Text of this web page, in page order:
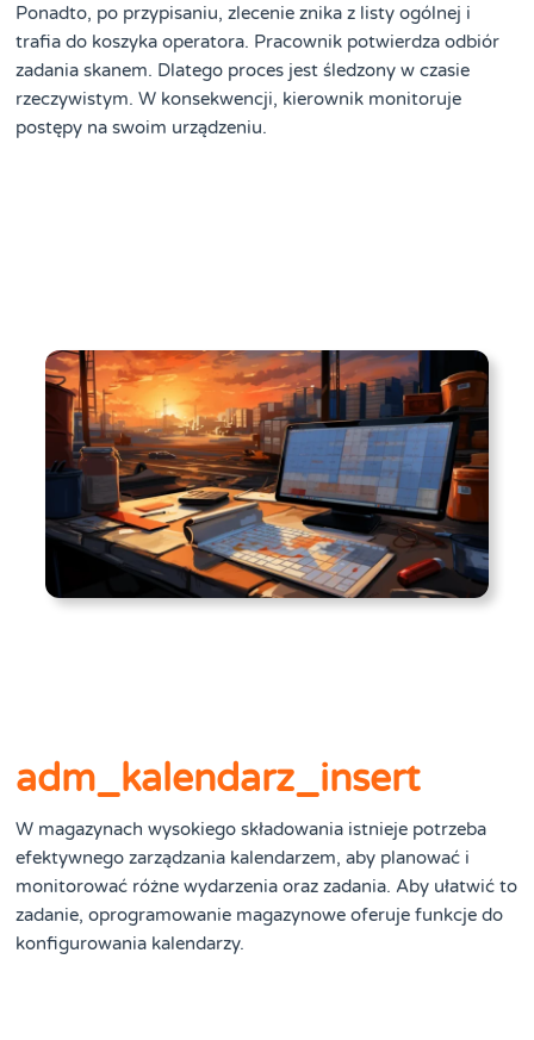
Ponadto, po przypisaniu, zlecenie znika z listy ogólnej i
trafia do koszyka operatora. Pracownik potwierdza odbiór
zadania skanem. Dlatego proces jest śledzony w czasie
rzeczywistym. W konsekwencji, kierownik monitoruje
postępy na swoim urządzeniu.
adm_kalendarz_insert
W magazynach wysokiego składowania istnieje potrzeba
efektywnego zarządzania kalendarzem, aby planować i
monitorować różne wydarzenia oraz zadania. Aby ułatwić to
zadanie, oprogramowanie magazynowe oferuje funkcje do
konfigurowania kalendarzy.